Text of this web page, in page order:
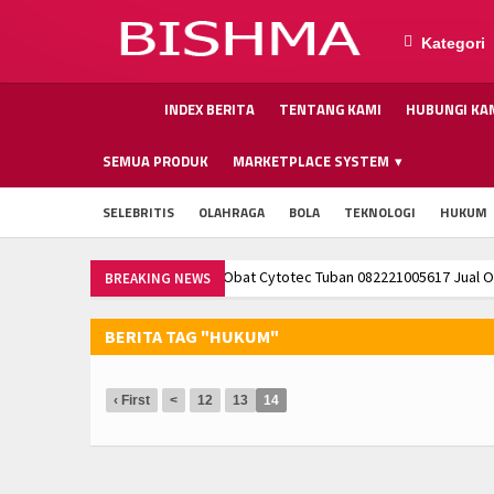
Kategori
INDEX BERITA TENTANG KAMI HUBUNGI
SEMUA PRODUK MARKETPLACE SYSTEM
SELEBRITIS OLAHRAGA BOLA TEKNOLOGI HUKUM
BREAKING NEWS
Obat Cytotec Tuban 082221005617 Jual Obat Aborsi Asli 100% Ampuh
Obat Cytotec Tuban 082221005617 Jual Obat Aborsi Asli 100% Ampuh
Obat Cytotec Semarang 082221005617 Jual Obat Aborsi Asli 100%
Obat Cytotec Tuban 082221005617 Jual Obat Aborsi Asli 100% Ampuh
Obat Cytotec Semarang 082221005617 Jual Obat Aborsi Asli 100% Ampuh
BERITA TAG "HUKUM"
‹ First < 12 13 14